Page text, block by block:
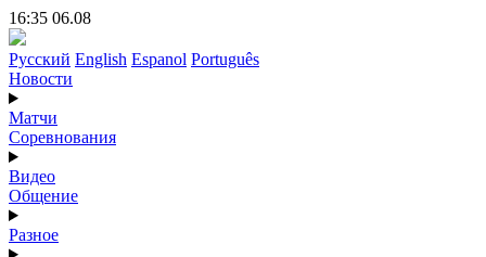
16:35 06.08
Русский English Espanol Português
Новости
Матчи
Соревнования
Видео
Общение
Разное